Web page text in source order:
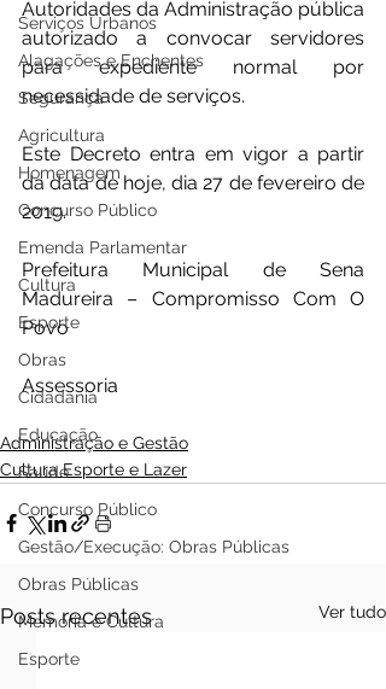
Serviços Urbanos
Alagações e Enchentes
Segurança
Agricultura
Homenagem
Concurso Público
Emenda Parlamentar
Cultura
Esporte
Obras
Cidadania
Educação
Saúde
Concurso Público
Gestão/Execução: Obras Públicas
Obras Públicas
Memória e Cultura
Esporte
Autoridades da Administração pública
autorizado a convocar servidores
para expediente normal por
necessidade de serviços.
Este Decreto entra em vigor a partir
da data de hoje, dia 27 de fevereiro de
2019.
Prefeitura Municipal de Sena
Madureira – Compromisso Com O
Povo
Assessoria
Administração e Gestão
Cultura Esporte e Lazer
Posts recentes Ver tudo